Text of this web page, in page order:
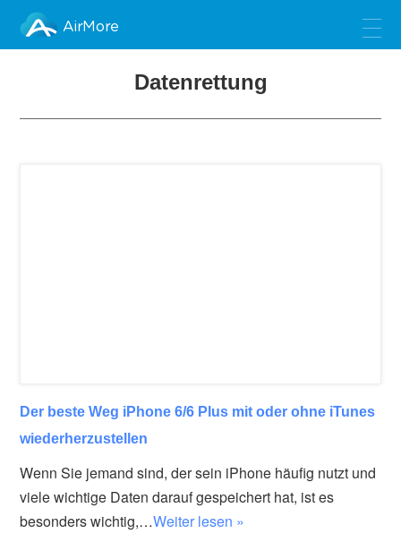
AirMore
Datenrettung
Der beste Weg iPhone 6/6 Plus mit oder ohne iTunes
wiederherzustellen
Wenn Sie jemand sind, der sein iPhone häufig nutzt und
viele wichtige Daten darauf gespeichert hat, ist es
besonders wichtig,…Weiter lesen »